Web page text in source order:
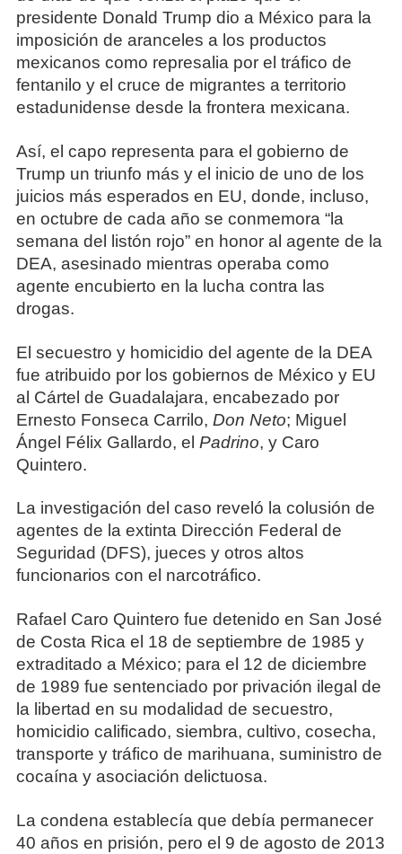
presidente Donald Trump dio a México para la
imposición de aranceles a los productos
mexicanos como represalia por el tráfico de
fentanilo y el cruce de migrantes a territorio
estadunidense desde la frontera mexicana.
Así, el capo representa para el gobierno de
Trump un triunfo más y el inicio de uno de los
juicios más esperados en EU, donde, incluso,
en octubre de cada año se conmemora “la
semana del listón rojo” en honor al agente de la
DEA, asesinado mientras operaba como
agente encubierto en la lucha contra las
drogas.
El secuestro y homicidio del agente de la DEA
fue atribuido por los gobiernos de México y EU
al Cártel de Guadalajara, encabezado por
Ernesto Fonseca Carrilo, Don Neto; Miguel
Ángel Félix Gallardo, el Padrino, y Caro
Quintero.
La investigación del caso reveló la colusión de
agentes de la extinta Dirección Federal de
Seguridad (DFS), jueces y otros altos
funcionarios con el narcotráfico.
Rafael Caro Quintero fue detenido en San José
de Costa Rica el 18 de septiembre de 1985 y
extraditado a México; para el 12 de diciembre
de 1989 fue sentenciado por privación ilegal de
la libertad en su modalidad de secuestro,
homicidio calificado, siembra, cultivo, cosecha,
transporte y tráfico de marihuana, suministro de
cocaína y asociación delictuosa.
La condena establecía que debía permanecer
40 años en prisión, pero el 9 de agosto de 2013